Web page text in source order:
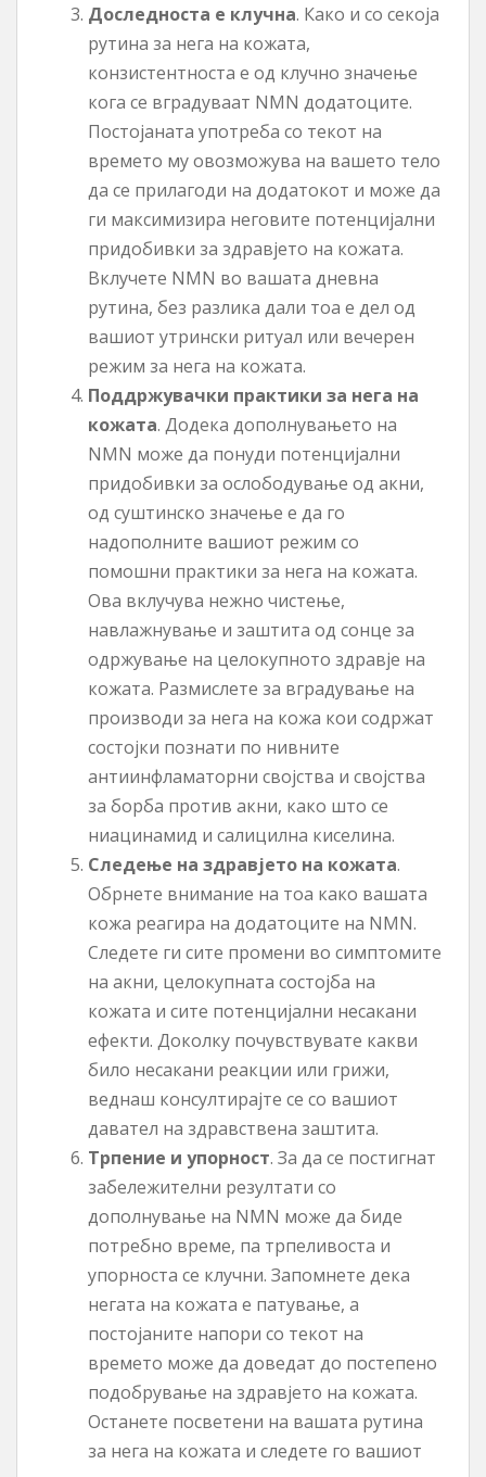
Доследноста е клучна. Како и со секоја
рутина за нега на кожата,
конзистентноста е од клучно значење
кога се вградуваат NMN додатоците.
Постојаната употреба со текот на
времето му овозможува на вашето тело
да се прилагоди на додатокот и може да
ги максимизира неговите потенцијални
придобивки за здравјето на кожата.
Вклучете NMN во вашата дневна
рутина, без разлика дали тоа е дел од
вашиот утрински ритуал или вечерен
режим за нега на кожата.
Поддржувачки практики за нега на
кожата. Додека дополнувањето на
NMN може да понуди потенцијални
придобивки за ослободување од акни,
од суштинско значење е да го
надополните вашиот режим со
помошни практики за нега на кожата.
Ова вклучува нежно чистење,
навлажнување и заштита од сонце за
одржување на целокупното здравје на
кожата. Размислете за вградување на
производи за нега на кожа кои содржат
состојки познати по нивните
антиинфламаторни својства и својства
за борба против акни, како што се
ниацинамид и салицилна киселина.
Следење на здравјето на кожата.
Обрнете внимание на тоа како вашата
кожа реагира на додатоците на NMN.
Следете ги сите промени во симптомите
на акни, целокупната состојба на
кожата и сите потенцијални несакани
ефекти. Доколку почувствувате какви
било несакани реакции или грижи,
веднаш консултирајте се со вашиот
давател на здравствена заштита.
Трпение и упорност. За да се постигнат
забележителни резултати со
дополнување на NMN може да биде
потребно време, па трпеливоста и
упорноста се клучни. Запомнете дека
негата на кожата е патување, а
постојаните напори со текот на
времето може да доведат до постепено
подобрување на здравјето на кожата.
Останете посветени на вашата рутина
за нега на кожата и следете го вашиот